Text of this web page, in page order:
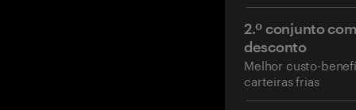
2.º conjunto
desconto
Melhor custo-
carteiras frias